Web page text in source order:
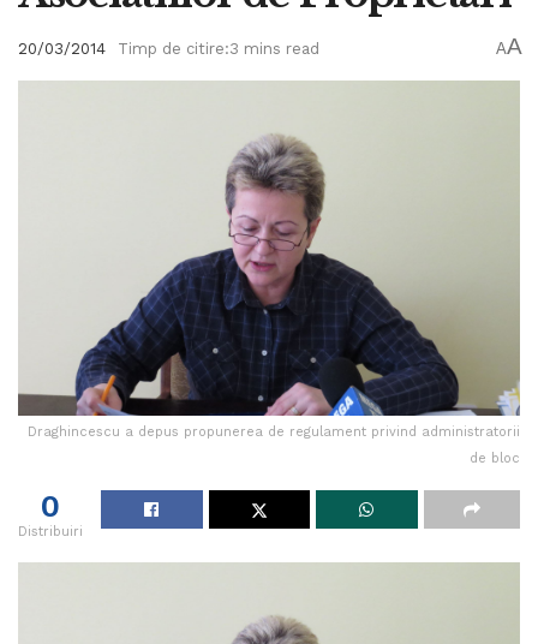
20/03/2014 Timp de citire:3 mins read AA
Draghincescu a depus propunerea de regulament privind administratorii
de bloc
0
Distribuiri